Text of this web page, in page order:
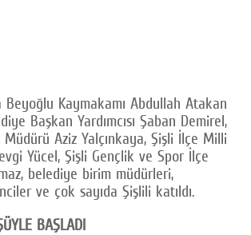
Beyoğlu Kaymakamı Abdullah Atakan
Başkan Yardımcısı Şaban Demirel,
Aziz Yalçınkaya, Şişli İlçe Milli
Yücel, Şişli Gençlik ve Spor İlçe
belediye birim müdürleri,
ve çok sayıda Şişlili katıldı.
BAŞLADI